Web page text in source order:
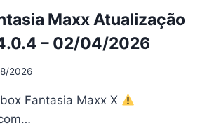
Maxx Atualização
– 02/04/2026
2026
Fantasia Maxx X